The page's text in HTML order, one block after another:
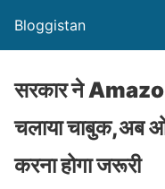
Bloggistan
सरकार ने
चलाया चाबुक,अब
करना होगा जरूरी